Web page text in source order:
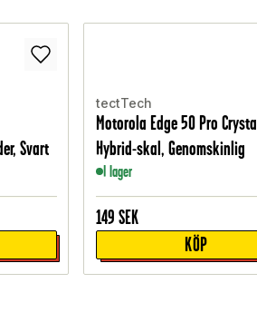
Svart
tectTech
Motorola Edge 50 Pro Crystal
Hybrid-skal, Genomskinlig
I lager
149 SEK
KÖP